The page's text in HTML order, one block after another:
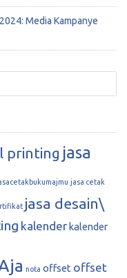
Media Kampanye
printing jasa
jasa cetak
jasa desain\
kalender kalender
nota offset offset